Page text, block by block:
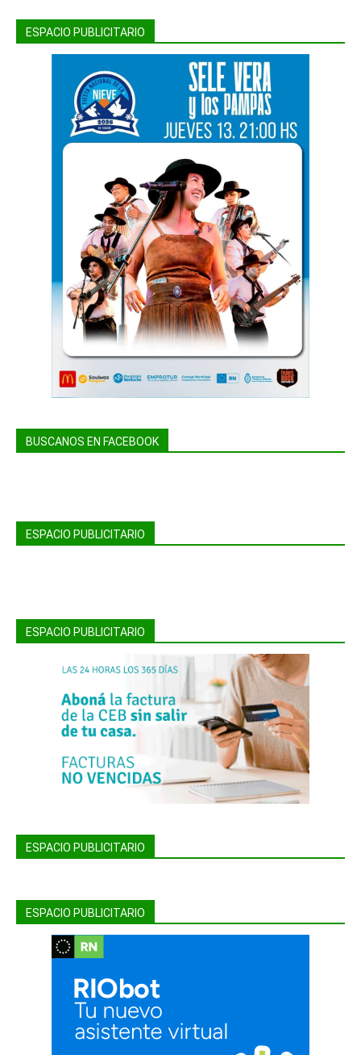
ESPACIO PUBLICITARIO
BUSCANOS EN FACEBOOK
ESPACIO PUBLICITARIO
ESPACIO PUBLICITARIO
ESPACIO PUBLICITARIO
ESPACIO PUBLICITARIO